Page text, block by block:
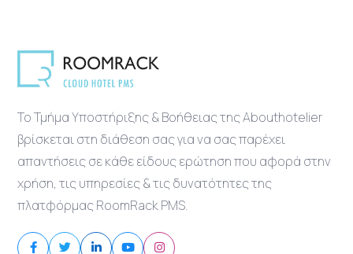
Το Τμήμα Υποστήριξης & Βοήθειας της Abouthotelier
βρίσκεται στη διάθεση σας για να σας παρέχει
απαντήσεις σε κάθε είδους ερώτηση που αφορά στην
χρήση, τις υπηρεσίες & τις δυνατότητες της
πλατφόρμας RoomRack PMS.